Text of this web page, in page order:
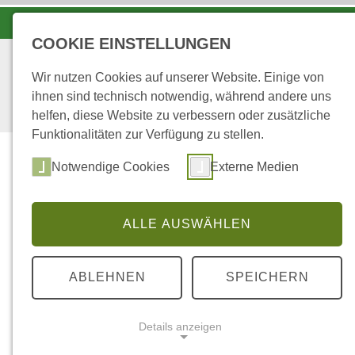
Wald
STARTSEITE ... FORSTREVIER
COOKIE EINSTELLUNGEN
Wir nutzen Cookies auf unserer Website. Einige von
ihnen sind technisch notwendig, während andere uns
helfen, diese Website zu verbessern oder zusätzliche
Funktionalitäten zur Verfügung zu stellen.
Notwendige Cookies Externe Medien
ALLE AUSWÄHLEN
ABLEHNEN SPEICHERN
Details anzeigen